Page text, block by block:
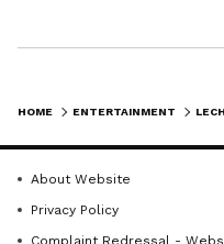
HOME ENTERTAINMENT
About Website
Privacy Policy
Complaint Redressal - Website